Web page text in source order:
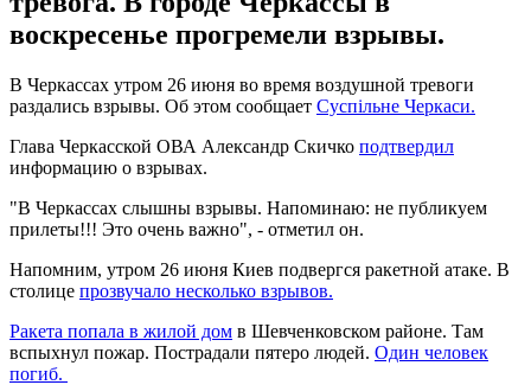
воскресенье прогремели взрывы.
В Черкассах утром 26 июня во время воздушной тревоги
раздались взрывы. Об этом сообщает Суспільне Черкаси.
Глава Черкасской ОВА Александр Скичко подтвердил
информацию о взрывах.
"В Черкассах слышны взрывы. Напоминаю: не публикуем
прилеты!!! Это очень важно", - отметил он.
Напомним, утром 26 июня Киев подвергся ракетной атаке. В
столице прозвучало несколько взрывов.
Ракета попала в жилой дом в Шевченковском районе. Там
вспыхнул пожар. Пострадали пятеро людей. Один человек
погиб.